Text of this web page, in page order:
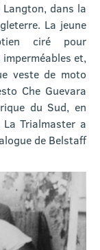
dans la
La jeune
ciré pour
et,
veste de moto
Che Guevara
du Sud, en
Trialmaster a
de Belstaff